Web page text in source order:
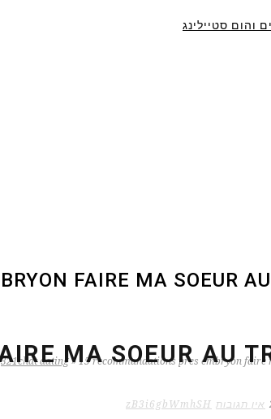
והום סטיילינג
321chat dating » 15 recommandations pres embryon faire
אין תגובות zB3i6gbWmhSH